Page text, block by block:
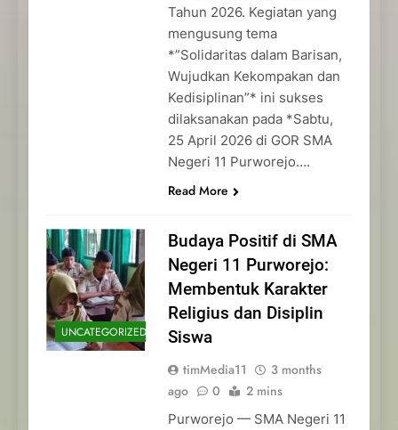
Tahun 2026. Kegiatan yang
mengusung tema
*”Solidaritas dalam Barisan,
Wujudkan Kekompakan dan
Kedisiplinan”* ini sukses
dilaksanakan pada *Sabtu,
25 April 2026 di GOR SMA
Negeri 11 Purworejo….
Read More
UNCATEGORIZED
Budaya Positif di SMA
Negeri 11 Purworejo:
Membentuk Karakter
Religius dan Disiplin
Siswa
timMedia11
3 months
ago
0 2 mins
Purworejo — SMA Negeri 11